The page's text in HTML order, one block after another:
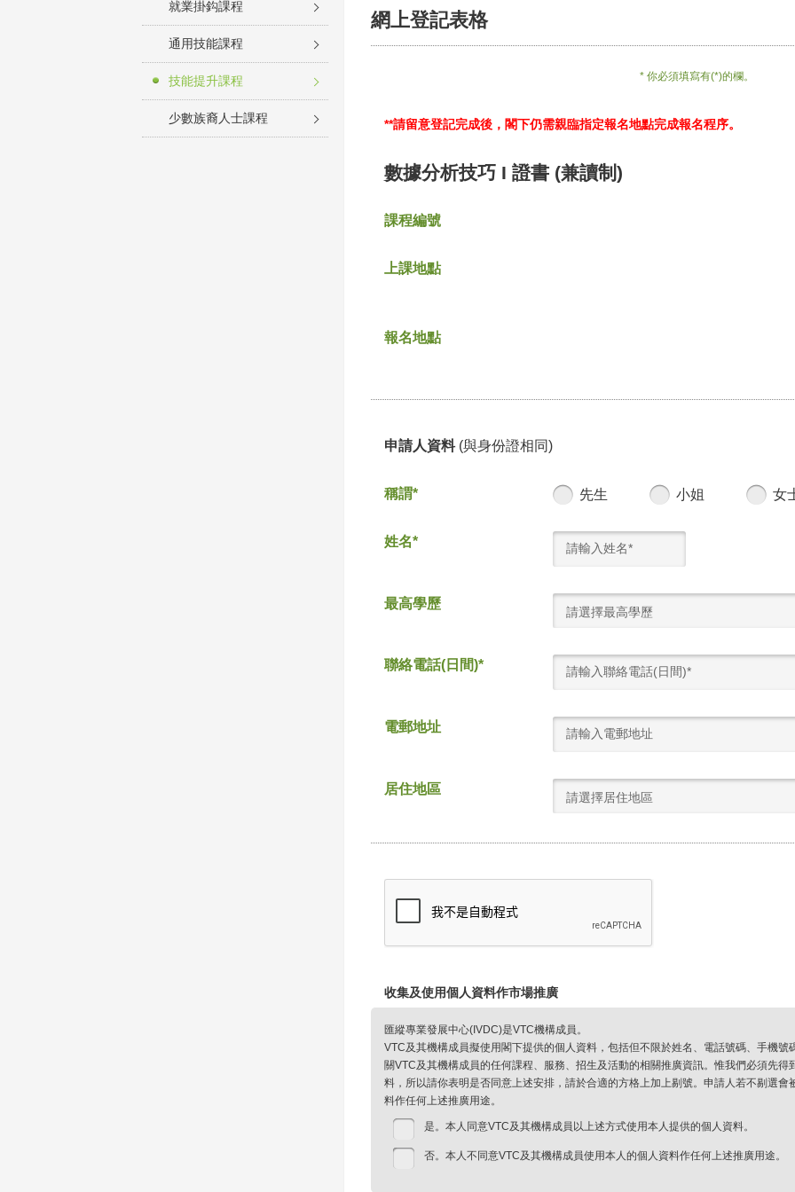
就業掛鈎課程
通用技能課程
技能提升課程
少數族裔人士課程
網上登記表格
* 你必須填寫有(*)的欄。
**請留意登記完成後，閣下仍需親臨指定報名地點完成報名程序。
數據分析技巧 I 證書 (兼讀制)
課程編號
上課地點
報名地點
申請人資料 (與身份證相同)
稱謂* 先生 小姐 女
姓名*
最高學歷
請選擇最高學歷
聯絡電話(日間)*
電郵地址
居住地區
請選擇居住地區
收集及使用個人資料作市場推廣
匯縱專業發展中心(IVDC)是VTC機構成員。
VTC及其機構成員擬使用閣下提供的個人資料，包括但不限於姓名、電話號碼、手機
關VTC及其機構成員的任何課程、服務、招生及活動的相關推廣資訊。惟我們必須先
料，所以請你表明是否同意上述安排，請於合適的方格上加上剔號。申請人若不剔選
料作任何上述推廣用途。
是。本人同意VTC及其機構成員以上述方式使用本人提供的個人資料。
否。本人不同意VTC及其機構成員使用本人的個人資料作任何上述推廣用途。